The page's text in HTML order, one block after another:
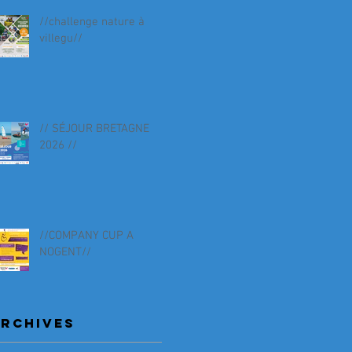
//challenge nature à
villegu//
// SÉJOUR BRETAGNE
2026 //
//COMPANY CUP A
NOGENT//